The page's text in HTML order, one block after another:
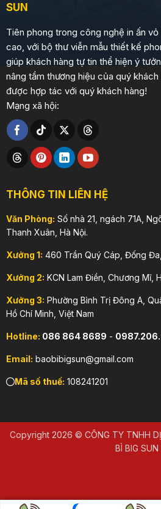
SUN
Tiên phong trong công nghệ in ấn
cao, với bộ thư viễn mẫu thiết kế
giúp khách hàng tự tin thể hiện ý
nâng tầm thương hiệu của quý
được hợp tác với quý khách hàng!
Mạng xã hội:
THÔNG TIN LIÊN HỆ
Văn Phòng: Số nhà 21, ngách 71A,
Thanh Xuân, Hà Nội.
Xưởng 1: 460 Trần Quý Cáp, Đống
Xưởng 2: KCN Lam Điền, Chương Mĩ,
Xưởng 3: Phường Bình Trị Đông A,
Hồ Chí Minh, Việt Nam
Hotline: 086 864 8689 -
Email: baobibigsun@gmail.com
Mã số thuế: 108241201
Copyright 2026 © CÔNG TY TNHH
BÌ BIG SUN